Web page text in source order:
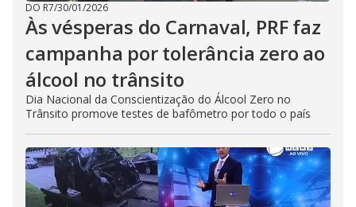
DO R7/30/01/2026
Às vésperas do Carnaval, PRF faz
campanha por tolerância zero ao
álcool no trânsito
Dia Nacional da Conscientização do Álcool Zero no
Trânsito promove testes de bafômetro por todo o país